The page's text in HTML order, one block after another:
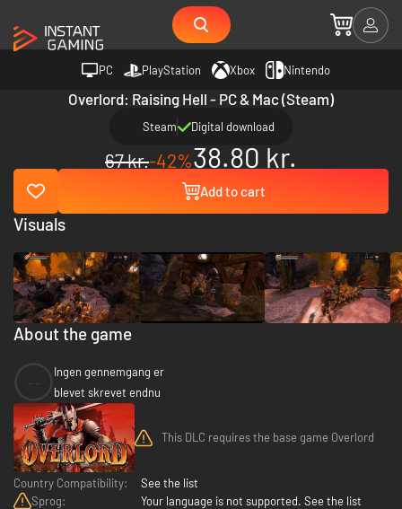
PC PlayStation Xbox Nintendo
Overlord: Raising Hell - PC & Mac (Steam)
Steam Digital download
67 kr.-42%38.80 kr.
Add to cart
About the game
Ingen gennemgang er
blevet skrevet endnu
This DLC requires the base game Overlord
Country Compatibility:
See the list
Sprog:
Your language is not supported. See the list
Visuals